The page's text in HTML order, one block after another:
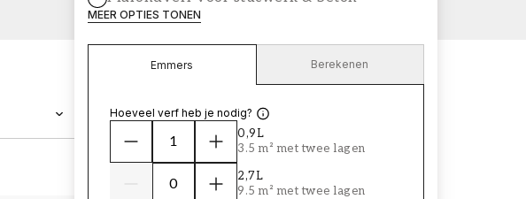
MEER OPTIES TONEN
Emmers Berekenen
Hoeveel verf heb je nodig?
0,9L
3.5 m² met twee lagen
2,7L
9.5 m² met twee lagen